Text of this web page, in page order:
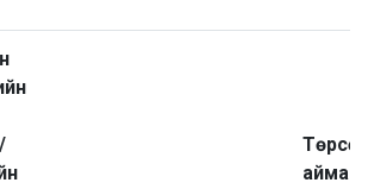
Төрсөн
аймаг,